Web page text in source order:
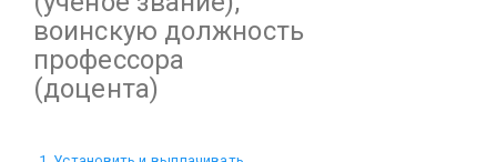
воинскую должность
профессора
(доцента)